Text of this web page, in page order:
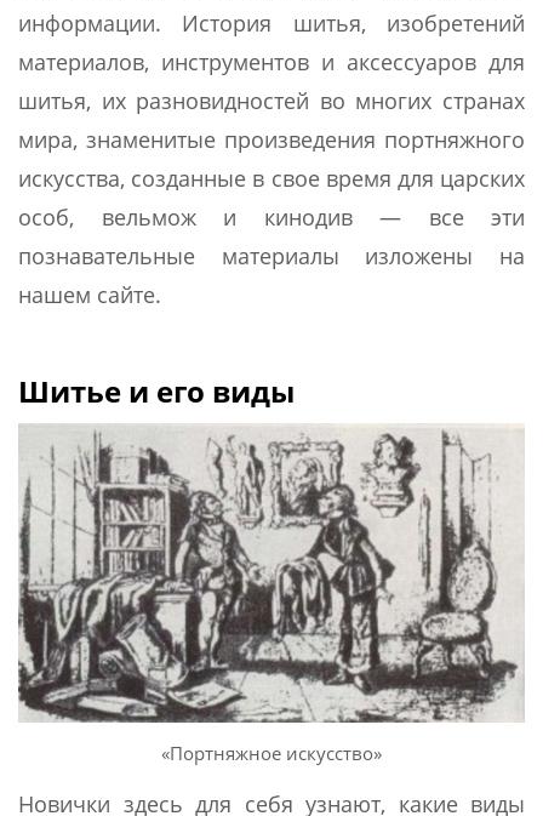
информации. История шитья, изобретений
материалов, инструментов и аксессуаров для
шитья, их разновидностей во многих странах
мира, знаменитые произведения портняжного
искусства, созданные в свое время для царских
особ, вельмож и кинодив — все эти
познавательные материалы изложены на
нашем сайте.
Шитье и его виды
«Портняжное искусство»
Новички здесь для себя узнают, какие виды